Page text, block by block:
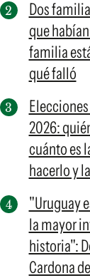
Dos
que
familia
qué falló
2026:
cuánto es
hacerlo y
"Uruguay
la mayor
historia":
Cardona